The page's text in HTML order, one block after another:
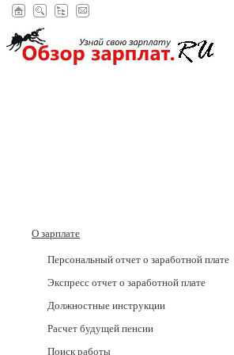
О зарплате
Персональный отчет о заработной плате
Экспресс отчет о заработной плате
Должностные инструкции
Расчет будущей пенсии
Поиск работы